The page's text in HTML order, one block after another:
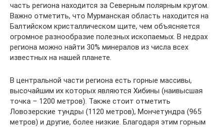
часть региона находится за Северным полярным кругом.
Важно отметить, что Мурманская область находится на
Балтийском кристаллическом щите, чем объясняется
огромное разнообразие полезных ископаемых. В недрах
региона можно найти 30% минералов из числа всех
известных на нашей планете.
В центральной части региона есть горные массивы,
высочайшим их которых являются Хибины (наивысшая
точка – 1200 метров). Также стоит отметить
Ловозерские тундры (1120 метров), Мончетундра (965
метров) и другие, более низкие. Благодаря этим горным